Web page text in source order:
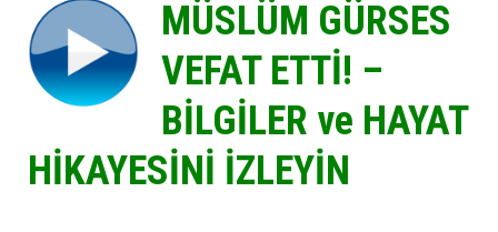
MÜSLÜM GÜRSES
VEFAT ETTİ! –
BİLGİLER ve HAYAT
HİKAYESİNİ İZLEYİN